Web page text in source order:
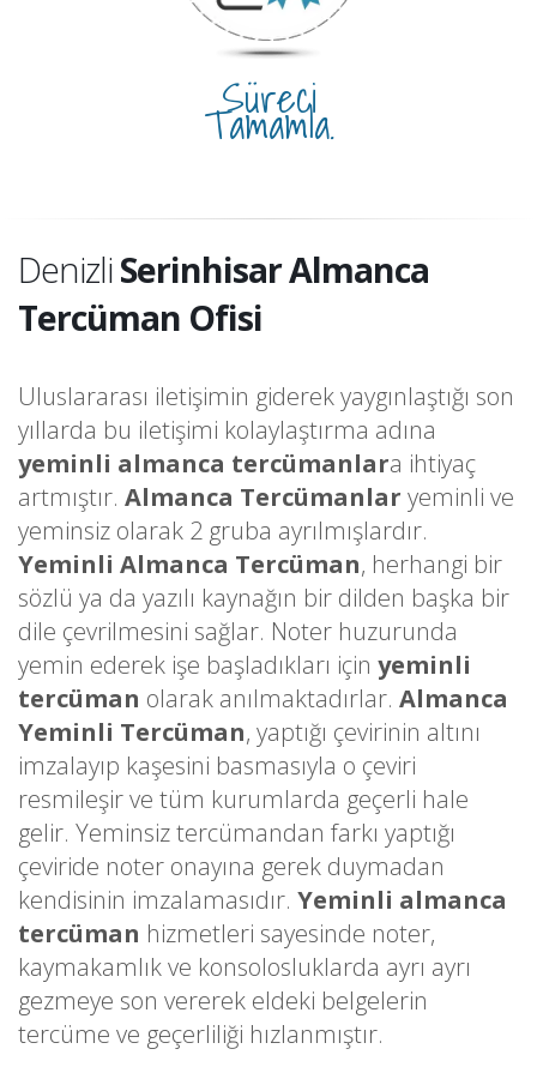
Süreci
Tamamla.
DenizliSerinhisar Almanca
Tercüman Ofisi
Uluslararası iletişimin giderek yaygınlaştığı son
yıllarda bu iletişimi kolaylaştırma adına
yeminli almanca tercümanlara ihtiyaç
artmıştır. Almanca Tercümanlar yeminli ve
yeminsiz olarak 2 gruba ayrılmışlardır.
Yeminli Almanca Tercüman, herhangi bir
sözlü ya da yazılı kaynağın bir dilden başka bir
dile çevrilmesini sağlar. Noter huzurunda
yemin ederek işe başladıkları için yeminli
tercüman olarak anılmaktadırlar. Almanca
Yeminli Tercüman, yaptığı çevirinin altını
imzalayıp kaşesini basmasıyla o çeviri
resmileşir ve tüm kurumlarda geçerli hale
gelir. Yeminsiz tercümandan farkı yaptığı
çeviride noter onayına gerek duymadan
kendisinin imzalamasıdır. Yeminli almanca
tercüman hizmetleri sayesinde noter,
kaymakamlık ve konsolosluklarda ayrı ayrı
gezmeye son vererek eldeki belgelerin
tercüme ve geçerliliği hızlanmıştır.